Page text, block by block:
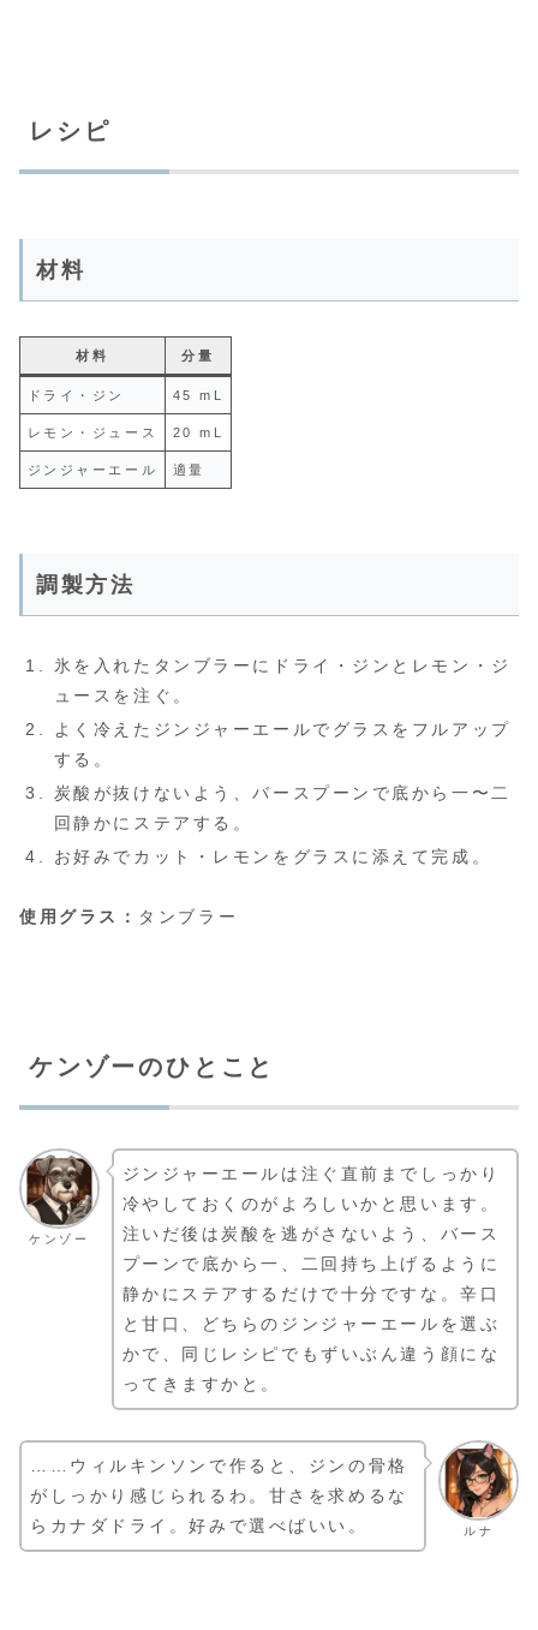
レシピ
材料
材料 分量
ドライ・ジン 45 mL
レモン・ジュース 20 mL
ジンジャーエール 適量
調製方法
氷を入れたタンブラーにドライ・ジンとレモン・ジ
ュースを注ぐ。
よく冷えたジンジャーエールでグラスをフルアップ
する。
炭酸が抜けないよう、バースプーンで底から一〜二
回静かにステアする。
お好みでカット・レモンをグラスに添えて完成。
使用グラス： タンブラー
ケンゾーのひとこと
ケンゾー
ジンジャーエールは注ぐ直前までしっかり
冷やしておくのがよろしいかと思います。
注いだ後は炭酸を逃がさないよう、バース
プーンで底から一、二回持ち上げるように
静かにステアするだけで十分ですな。辛口
と甘口、どちらのジンジャーエールを選ぶ
かで、同じレシピでもずいぶん違う顔にな
ってきますかと。
ルナ
……ウィルキンソンで作ると、ジンの骨格
がしっかり感じられるわ。甘さを求めるな
らカナダドライ。好みで選べばいい。